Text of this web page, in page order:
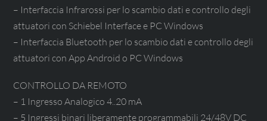
– Interfaccia Infrarossi per lo scambio dati e controllo degli
attuatori con Schiebel Interface e PC Windows
– Interfaccia Bluetooth per lo scambio dati e controllo degli
attuatori con App Android o PC Windows
CONTROLLO DA REMOTO
– 1 Ingresso Analogico 4..20 mA
– 5 Ingressi binari liberamente programmabili 24/48V DC